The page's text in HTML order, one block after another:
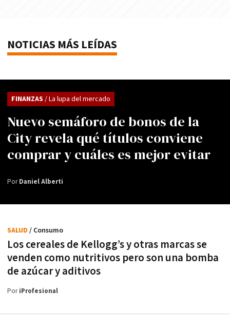
NOTICIAS MÁS LEÍDAS
Nuevo semáforo de bonos de la
City revela qué títulos conviene
comprar y cuáles es mejor evitar
FINANZAS / La lupa del mercado
PorDaniel Alberti
Los cereales de Kellogg’s y otras marcas se
venden como nutritivos pero son una bomba
de azúcar y aditivos
SALUD / Consumo
PoriProfesional